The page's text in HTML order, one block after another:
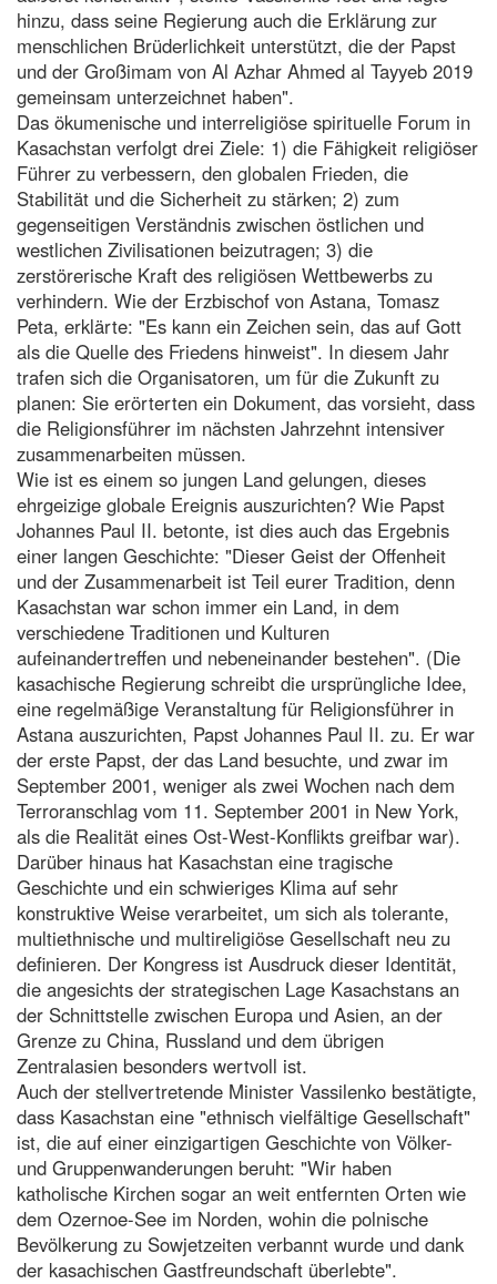
hinzu, dass seine Regierung auch die Erklärung zur
menschlichen Brüderlichkeit unterstützt, die der Papst
und der Großimam von Al Azhar Ahmed al Tayyeb 2019
gemeinsam unterzeichnet haben".
Das ökumenische und interreligiöse spirituelle Forum in
Kasachstan verfolgt drei Ziele: 1) die Fähigkeit religiöser
Führer zu verbessern, den globalen Frieden, die
Stabilität und die Sicherheit zu stärken; 2) zum
gegenseitigen Verständnis zwischen östlichen und
westlichen Zivilisationen beizutragen; 3) die
zerstörerische Kraft des religiösen Wettbewerbs zu
verhindern. Wie der Erzbischof von Astana, Tomasz
Peta, erklärte: "Es kann ein Zeichen sein, das auf Gott
als die Quelle des Friedens hinweist". In diesem Jahr
trafen sich die Organisatoren, um für die Zukunft zu
planen: Sie erörterten ein Dokument, das vorsieht, dass
die Religionsführer im nächsten Jahrzehnt intensiver
zusammenarbeiten müssen.
Wie ist es einem so jungen Land gelungen, dieses
ehrgeizige globale Ereignis auszurichten? Wie Papst
Johannes Paul II. betonte, ist dies auch das Ergebnis
einer langen Geschichte: "Dieser Geist der Offenheit
und der Zusammenarbeit ist Teil eurer Tradition, denn
Kasachstan war schon immer ein Land, in dem
verschiedene Traditionen und Kulturen
aufeinandertreffen und nebeneinander bestehen". (Die
kasachische Regierung schreibt die ursprüngliche Idee,
eine regelmäßige Veranstaltung für Religionsführer in
Astana auszurichten, Papst Johannes Paul II. zu. Er war
der erste Papst, der das Land besuchte, und zwar im
September 2001, weniger als zwei Wochen nach dem
Terroranschlag vom 11. September 2001 in New York,
als die Realität eines Ost-West-Konflikts greifbar war).
Darüber hinaus hat Kasachstan eine tragische
Geschichte und ein schwieriges Klima auf sehr
konstruktive Weise verarbeitet, um sich als tolerante,
multiethnische und multireligiöse Gesellschaft neu zu
definieren. Der Kongress ist Ausdruck dieser Identität,
die angesichts der strategischen Lage Kasachstans an
der Schnittstelle zwischen Europa und Asien, an der
Grenze zu China, Russland und dem übrigen
Zentralasien besonders wertvoll ist.
Auch der stellvertretende Minister Vassilenko bestätigte,
dass Kasachstan eine "ethnisch vielfältige Gesellschaft"
ist, die auf einer einzigartigen Geschichte von Völker-
und Gruppenwanderungen beruht: "Wir haben
katholische Kirchen sogar an weit entfernten Orten wie
dem Ozernoe-See im Norden, wohin die polnische
Bevölkerung zu Sowjetzeiten verbannt wurde und dank
der kasachischen Gastfreundschaft überlebte".